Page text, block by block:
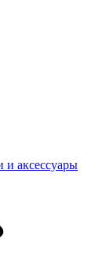
аксессуары